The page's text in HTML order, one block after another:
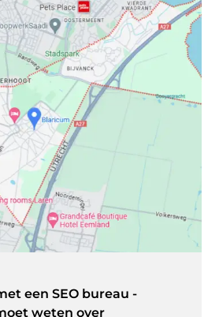
een SEO bureau -
weten over